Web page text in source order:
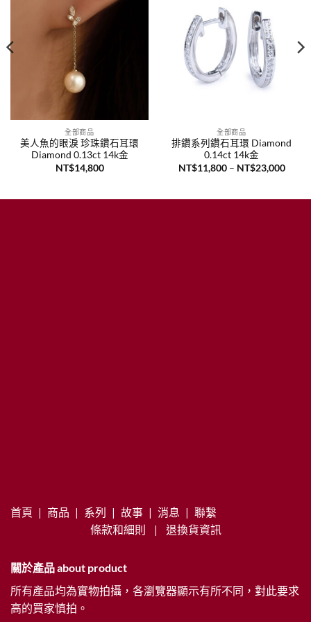
全部商品
美人魚的眼淚 珍珠鑽石耳環
Diamond 0.13ct 14k金
NT$14,800
全部商品
排鑽系列鑽石耳環 Diamond
0.14ct 14k金
NT$11,800 – NT$23,000價
首頁 | 商品 | 系列 | 故事 | 消息 | 聯繫
條款和細則
| 退換貨資訊
關於產品 about product
所有產品均為實物拍攝，各瀏覽器顯示有所不同，對此要求
高的買家慎拍。